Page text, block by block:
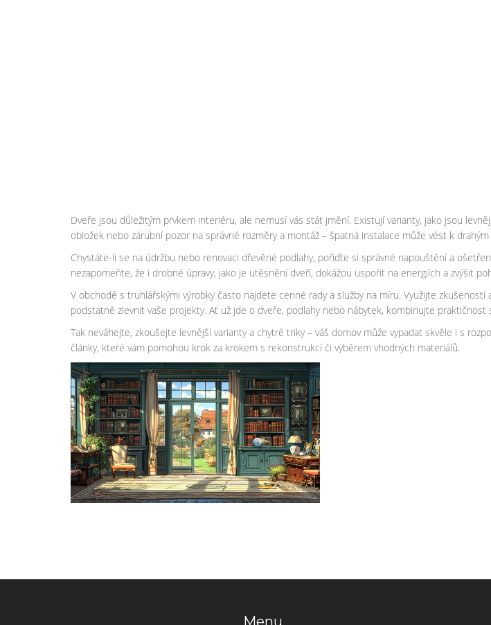
Dveře jsou důležitým prvkem interiéru, ale nemusí vás stát jmění. Existují varianty, jako jsou
obložek nebo zárubní pozor na správné rozměry a montáž – špatná instalace může vést k drahým
Chystáte-li se na údržbu nebo renovaci dřevěné podlahy, pořiďte si správné napouštění a
nezapomeňte, že i drobné úpravy, jako je utěsnění dveří, dokážou uspořit na energiích a zvýšit
V obchodě s truhlářskými výrobky často najdete cenné rady a služby na míru. Využijte
podstatně zlevnit vaše projekty. Ať už jde o dveře, podlahy nebo nábytek, kombinujte
Tak neváhejte, zkoušejte levnější varianty a chytré triky – váš domov může vypadat skvěle i s
články, které vám pomohou krok za krokem s rekonstrukcí či výběrem vhodných materiálů.
Menu